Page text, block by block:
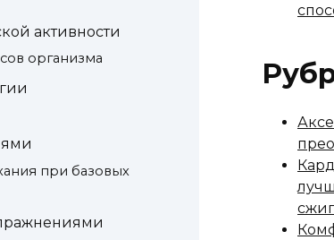
активности
организма
при базовых